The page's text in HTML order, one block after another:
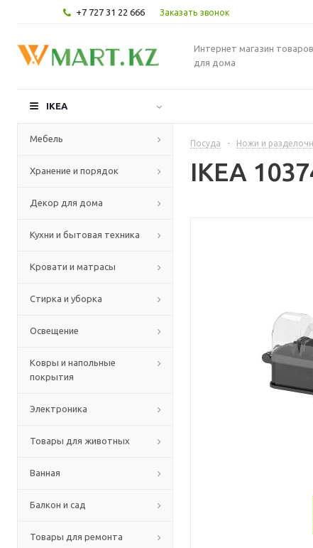
+7 727 31 22 666 Заказать звонок
Интернет магазин товаров
для дома
IKEA
Мебель
Хранение и порядок
Декор для дома
Кухни и бытовая техника
Кровати и матрасы
Стирка и уборка
Освещение
Ковры и напольные
покрытия
Электроника
Товары для животных
Ванная
Балкон и сад
Товары для ремонта
Посуда - Ножи и
IKEA